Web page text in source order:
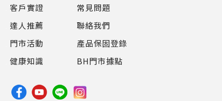
客戶實證
達人推薦
門市活動
健康知識
常見問題
聯絡我們
產品保固登錄
BH門市據點